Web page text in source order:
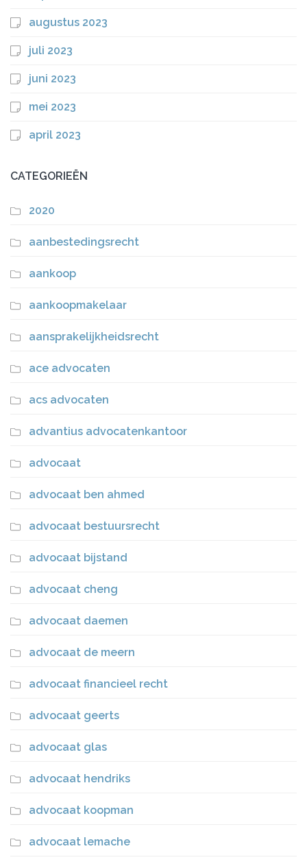
augustus 2023
juli 2023
juni 2023
mei 2023
april 2023
CATEGORIEËN
2020
aanbestedingsrecht
aankoop
aankoopmakelaar
aansprakelijkheidsrecht
ace advocaten
acs advocaten
advantius advocatenkantoor
advocaat
advocaat ben ahmed
advocaat bestuursrecht
advocaat bijstand
advocaat cheng
advocaat daemen
advocaat de meern
advocaat financieel recht
advocaat geerts
advocaat glas
advocaat hendriks
advocaat koopman
advocaat lemache